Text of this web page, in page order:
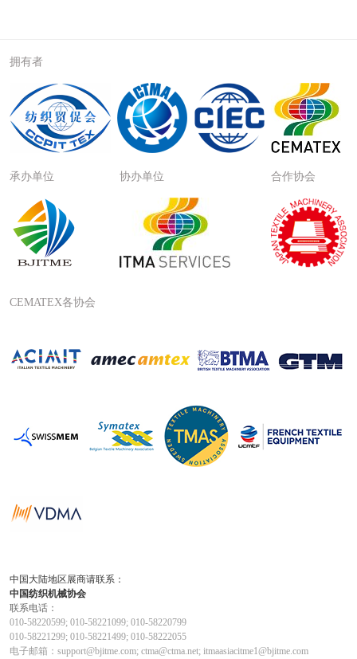
拥有者
承办单位 协办单位 合作协会
CEMATEX各协会
中国大陆地区展商请联系：
中国纺织机械协会
联系电话：
010-58220599; 010-58221099; 010-58220799
010-58221299; 010-58221499; 010-58222055
电子邮箱：support@bjitme.com; ctma@ctma.net; itmaasiacitme1@bjitme.com